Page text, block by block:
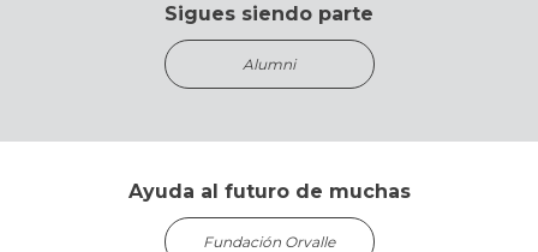
Sigues siendo parte
Alumni
Ayuda al futuro de muchas
Fundación Orvalle